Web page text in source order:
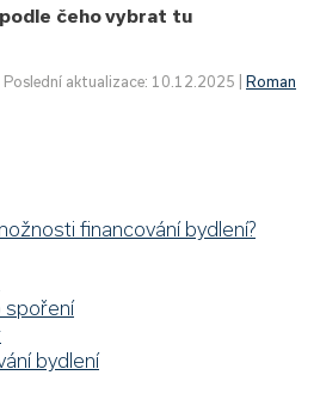
čeho vybrat tu
aktualizace: 10.12.2025 |
Roman
financování bydlení?
spoření
bydlení